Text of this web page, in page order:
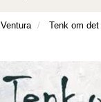
Ventura Tenk om